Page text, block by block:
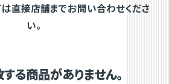
直接店舗までお問い合わせくださ
い。
る商品がありません。